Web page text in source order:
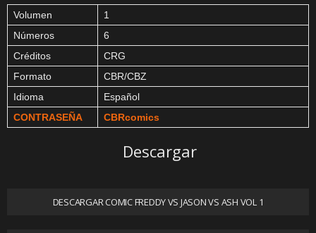
Volumen
1
Números
6
Créditos
CRG
Formato
CBR/CBZ
Idioma
Español
CONTRASEÑA
CBRcomics
Descargar
DESCARGAR COMIC FREDDY VS JASON VS ASH VOL 1